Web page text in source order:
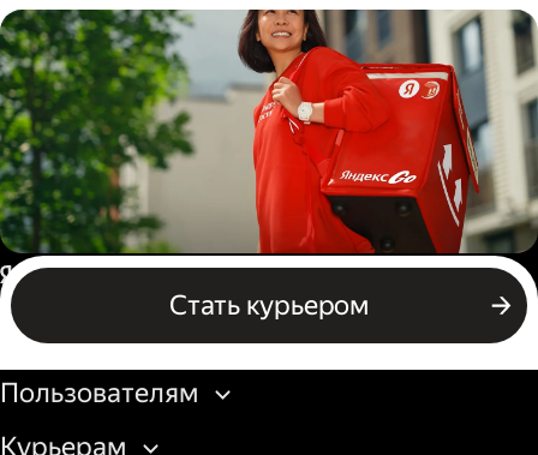
Водитель
грузовой машины
Пеший курьер
Стать курьером
Россия
Бизнесу
Пользователям
Курьерам